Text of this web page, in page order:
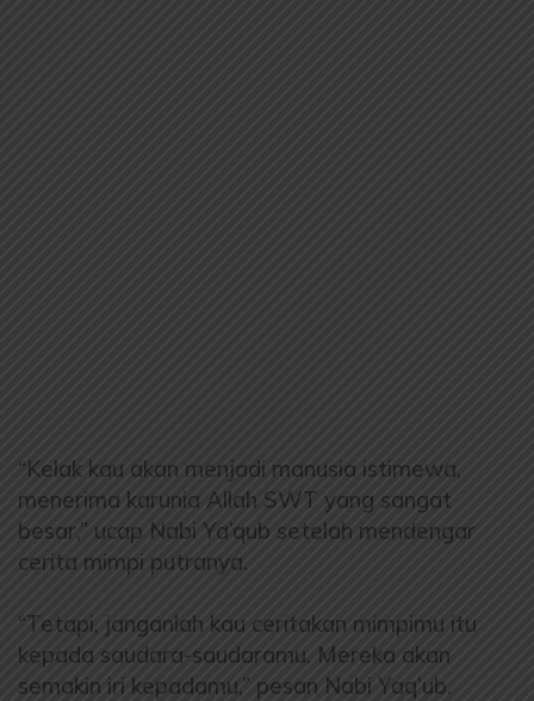
“Kelak kau akan menjadi manusia istimewa,
menerima karunia Allah SWT yang sangat
besar,” ucap Nabi Ya’qub setelah mendengar
cerita mimpi putranya.
“Tetapi, janganlah kau ceritakan mimpimu itu
kepada saudara-saudaramu. Mereka akan
semakin iri kepadamu,” pesan Nabi Yaq’ub.